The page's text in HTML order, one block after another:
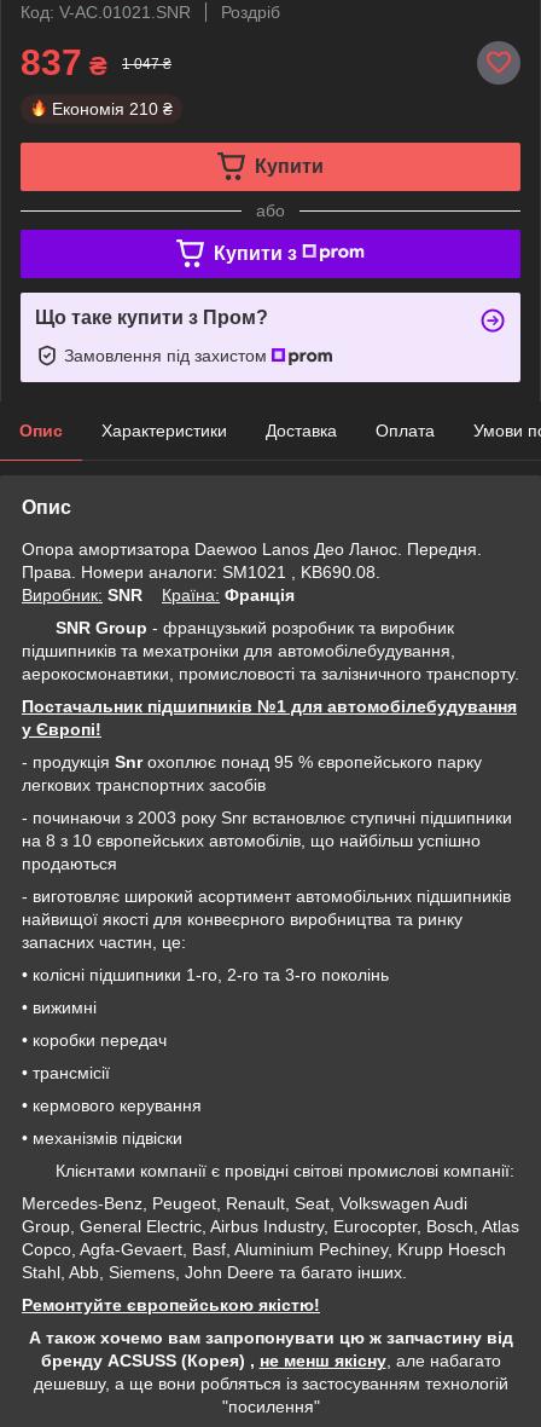
Код: V-AC.01021.SNR
Роздріб
837 ₴ 1 047 ₴
Економія 210 ₴
Купити
або
Купити з
Що таке купити з Пром?
Замовлення під захистом
Опис Характеристики Доставка Оплата Умови
Опис
Опора амортизатора Daewoo Lanos Део Ланос. Передня.
Права. Номери аналоги: SM1021 , KB690.08.
Виробник: SNR Крaїна: Франція
SNR Group - французький розробник та виробник
підшипників та мехатроніки для автомобілебудування,
аерокосмонавтики, промисловості та залізничного транспорту.
Постачальник підшипників №1 для автомобілебудування
у Європі!
- продукція Snrохоплює понад 95 % європейського парку
легкових транспортних засобів
- починаючи з 2003 року Snr встановлює ступичні підшипники
на 8 з 10 європейських автомобілів, що найбільш успішно
продаються
- виготовляє широкий асортимент автомобільних підшипників
найвищої якості для конвеєрного виробництва та ринку
запасних частин, це:
• колісні підшипники 1-го, 2-го та 3-го поколінь
• вижимні
• коробки передач
• трансмісії
• кермового керування
• механізмів підвіски
Клієнтами компанії є провідні світові промислові компанії:
Mercedes-Benz, Peugeot, Renault, Seat, Volkswagen Audi
Group, General Electric, Airbus Industry, Eurocopter, Bosch, Atlas
Copco, Agfa-Gevaert, Basf, Aluminium Pechiney, Krupp Hoesch
Stahl, Abb, Siemens, John Deere та багато інших.
Ремонтуйте європейською якістю!
А також хочемо вам запропонувати цю ж запчастину від
бренду ACSUSS (Корея) , не менш якісну, але набагато
дешевшу, а ще вони робляться із застосуванням технологій
"посилення"